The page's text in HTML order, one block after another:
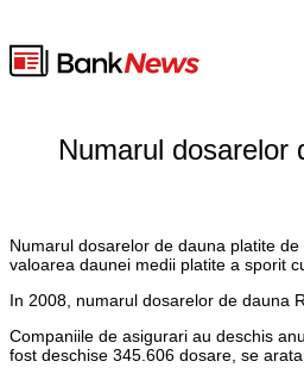
Numarul dosarelor
Numarul dosarelor de dauna platite
valoarea daunei medii platite a sporit
In 2008, numarul dosarelor de dauna
Companiile de asigurari au deschis
fost deschise 345.606 dosare, se